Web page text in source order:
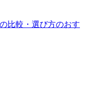
比較・選び方のおす